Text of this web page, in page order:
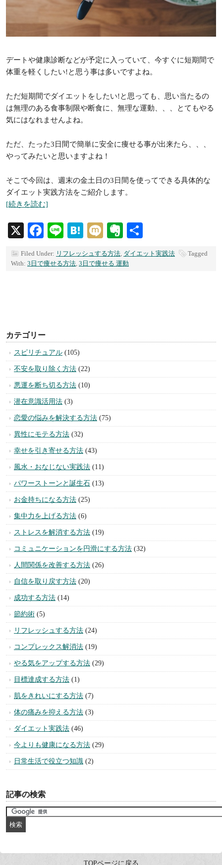
デートや健康診断などが予定に入っていて、今すぐに短期間で
体重を軽くしたい!と思う事は多いですよね。
ただ短期間でダイエットをしたい!と思っても、思い当たるの
は無理のある食事制限や断食に、無理な運動、、、とてもやる
気にはなれませんよね。
ただ、たった3日間で簡単に安全に痩せる事が出来たら、、、
やってみたいと思いますよね！
そこで今回は、週末の金土日の3日間を使ってできる具体的な
ダイエット実践方法をご紹介します。
[続きを読む]
X Facebook
LineHatenaMixiEvernote
有
Filed Under: リフレッシュする方法 ダイエット実践法
Tagged
With: 3日で痩せる方法 3日で痩せる 運動
カテゴリー
スピリチュアル (105)
不安を取り除く方法 (22)
悪運を断ち切る方法 (10)
潜在意識活用法 (3)
恋愛の悩みを解決する方法 (75)
異性にモテる方法 (32)
幸せを引き寄せる方法 (43)
風水・おなじない実践法 (11)
パワーストーンと誕生石 (13)
お金持ちになる方法 (25)
集中力を上げる方法 (6)
ストレスを解消する方法 (19)
コミュニケーションを円滑にする方法 (32)
人間関係を改善する方法 (26)
自信を取り戻す方法 (20)
成功する方法 (14)
節約術 (5)
リフレッシュする方法 (24)
コンプレックス解消法 (19)
やる気をアップする方法 (29)
目標達成する方法 (1)
肌をきれいにする方法 (7)
体の痛みを抑える方法 (3)
ダイエット実践法 (46)
今よりも健康になる方法 (29)
日常生活で役立つ知識 (2)
記事の検索
TOPページに戻る